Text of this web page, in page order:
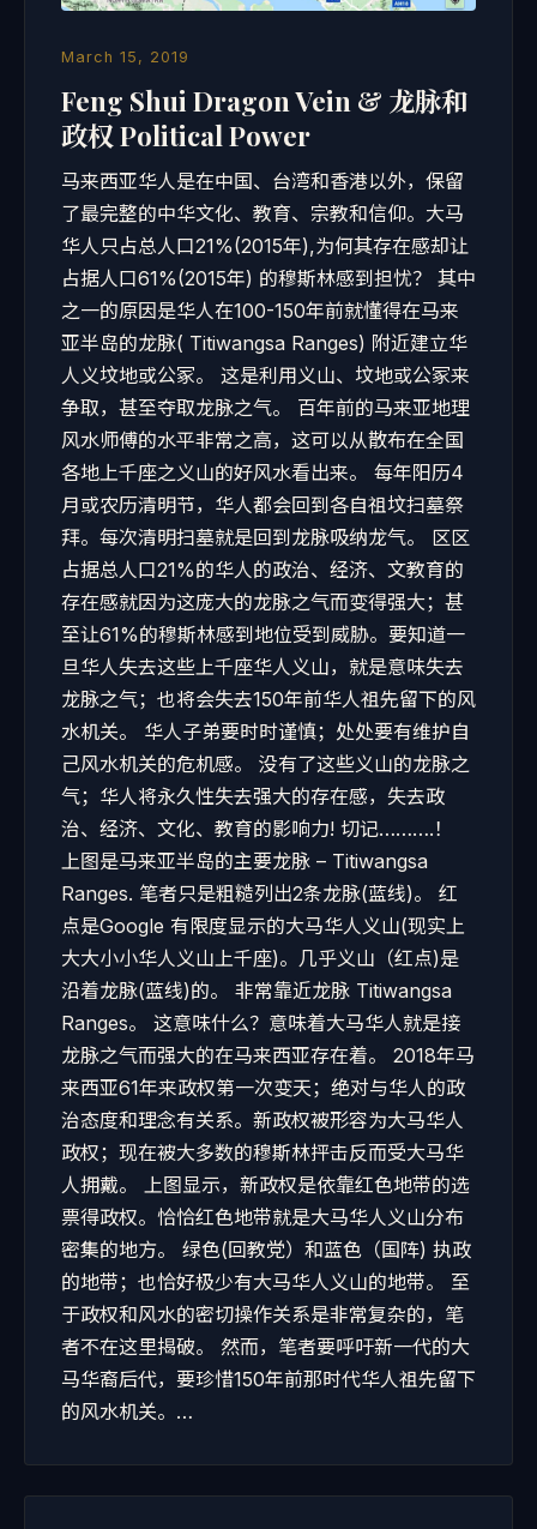
March 15, 2019
Feng Shui Dragon Vein & 龙脉和
政权 Political Power
马来西亚华人是在中国、台湾和香港以外，保留
了最完整的中华文化、教育、宗教和信仰。大马
华人只占总人口21%(2015年),为何其存在感却让
占据人口61%(2015年) 的穆斯林感到担忧？ 其中
之一的原因是华人在100-150年前就懂得在马来
亚半岛的龙脉( Titiwangsa Ranges) 附近建立华
人义坟地或公冢。 这是利用义山、坟地或公冢来
争取，甚至夺取龙脉之气。 百年前的马来亚地理
风水师傅的水平非常之高，这可以从散布在全国
各地上千座之义山的好风水看出来。 每年阳历4
月或农历清明节，华人都会回到各自祖坟扫墓祭
拜。每次清明扫墓就是回到龙脉吸纳龙气。 区区
占据总人口21%的华人的政治、经济、文教育的
存在感就因为这庞大的龙脉之气而变得强大；甚
至让61%的穆斯林感到地位受到威胁。要知道一
旦华人失去这些上千座华人义山，就是意味失去
龙脉之气；也将会失去150年前华人祖先留下的风
水机关。 华人子弟要时时谨慎；处处要有维护自
己风水机关的危机感。 没有了这些义山的龙脉之
气；华人将永久性失去强大的存在感，失去政
治、经济、文化、教育的影响力! 切记……….！
上图是马来亚半岛的主要龙脉 – Titiwangsa
Ranges. 笔者只是粗糙列出2条龙脉(蓝线)。 红
点是Google 有限度显示的大马华人义山(现实上
大大小小华人义山上千座)。几乎义山（红点)是
沿着龙脉(蓝线)的。 非常靠近龙脉 Titiwangsa
Ranges。 这意味什么？意味着大马华人就是接
龙脉之气而强大的在马来西亚存在着。 2018年马
来西亚61年来政权第一次变天；绝对与华人的政
治态度和理念有关系。新政权被形容为大马华人
政权；现在被大多数的穆斯林抨击反而受大马华
人拥戴。 上图显示，新政权是依靠红色地带的选
票得政权。恰恰红色地带就是大马华人义山分布
密集的地方。 绿色(回教党）和蓝色（国阵) 执政
的地带；也恰好极少有大马华人义山的地带。 至
于政权和风水的密切操作关系是非常复杂的，笔
者不在这里揭破。 然而，笔者要呼吁新一代的大
马华裔后代，要珍惜150年前那时代华人祖先留下
的风水机关。…